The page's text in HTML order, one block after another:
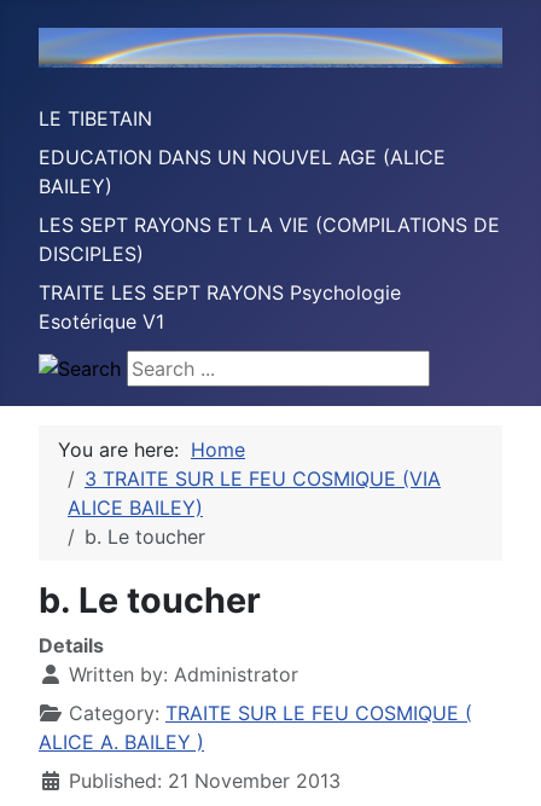
LE TIBETAIN
EDUCATION DANS UN NOUVEL AGE (ALICE
BAILEY)
LES SEPT RAYONS ET LA VIE (COMPILATIONS DE
DISCIPLES)
TRAITE LES SEPT RAYONS Psychologie
Esotérique V1
Search ...
You are here: Home
3 TRAITE SUR LE FEU COSMIQUE (VIA
ALICE BAILEY)
b. Le toucher
b. Le toucher
Details
Written by: Administrator
Category: TRAITE SUR LE FEU COSMIQUE (
ALICE A. BAILEY )
Published: 21 November 2013